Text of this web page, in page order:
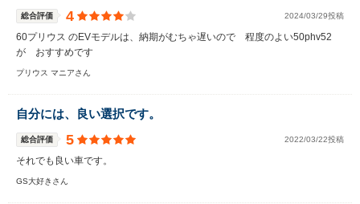
総合評価 4 2024/03/29投稿
60プリウス のEVモデルは、納期がむちゃ遅いので 程度のよい50phv52
が おすすめです
プリウス マニアさん
自分には、良い選択です。
総合評価 5 2022/03/22投稿
それでも良い車です。
GS大好きさん